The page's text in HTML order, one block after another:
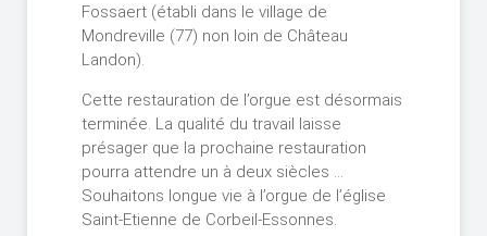
Fossaert (établi dans le village de
Mondreville (77) non loin de Château
Landon).
Cette restauration de l’orgue est désormais
terminée. La qualité du travail laisse
présager que la prochaine restauration
pourra attendre un à deux siècles …
Souhaitons longue vie à l’orgue de l’église
Saint-Etienne de Corbeil-Essonnes.